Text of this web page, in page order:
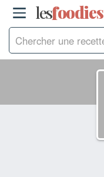
lesfoodies